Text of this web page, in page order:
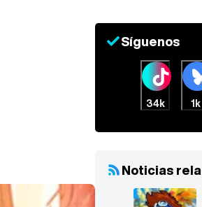
Síguenos
34k 1k
Noticias